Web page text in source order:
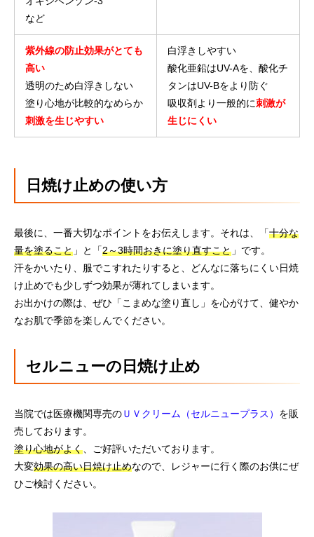
など
紫外線の防止効果がとても
高い
透明のため白浮きしない
塗り心地が比較的なめらか
刺激を生じやすい
白浮きしやすい
酸化亜鉛はUV-Aを、酸化チ
タンはUV-Bをより防ぐ
吸収剤より一般的に刺激が
生じにくい
日焼け止めの使い方
最後に、一番大切なポイントをお伝えします。それは、「十分な
量を塗ること 」と「2～3時間おきに塗り直すこと 」です。
汗をかいたり、服でこすれたりすると、どんなに落ちにくい日焼
け止めでも少しずつ効果が薄れてしまいます。
お出かけの際は、ぜひ「こまめな塗り直し」を心がけて、健やか
なお肌で季節を楽しんでください。
セルニューの日焼け止め
当院では医療機関専売のＵＶクリーム（セルニュープラス） を販
売しております。
塗り心地がよく 、ご好評いただいております。
大変効果の高い日焼け止めなので、レジャーに行く際のお供にぜ
ひご検討ください。